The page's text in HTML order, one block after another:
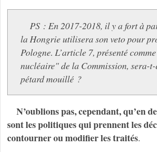
PS : En 2017-2018, il y a fort à
la Hongrie utilisera son veto pour
Pologne. L’article 7, présenté
nucléaire" de la Commission, sera-
pétard mouillé ?
N’oublions pas, cependant, qu’en
sont les politiques qui prennent les
contourner ou modifier les traités.